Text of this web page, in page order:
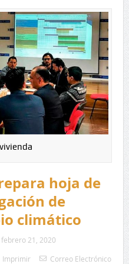
hoja de
de
climático
febrero 21, 2020
Imprimir
Correo Electrónico